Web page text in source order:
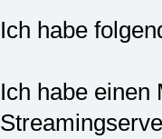
Ich habe
Ich habe einen